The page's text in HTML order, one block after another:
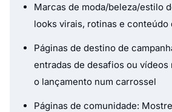
Marcas de moda/beleza/estilo
looks virais, rotinas e conteúdo
Páginas de destino de
entradas de desafios ou vídeos
o lançamento num carrossel
Páginas de comunidade: